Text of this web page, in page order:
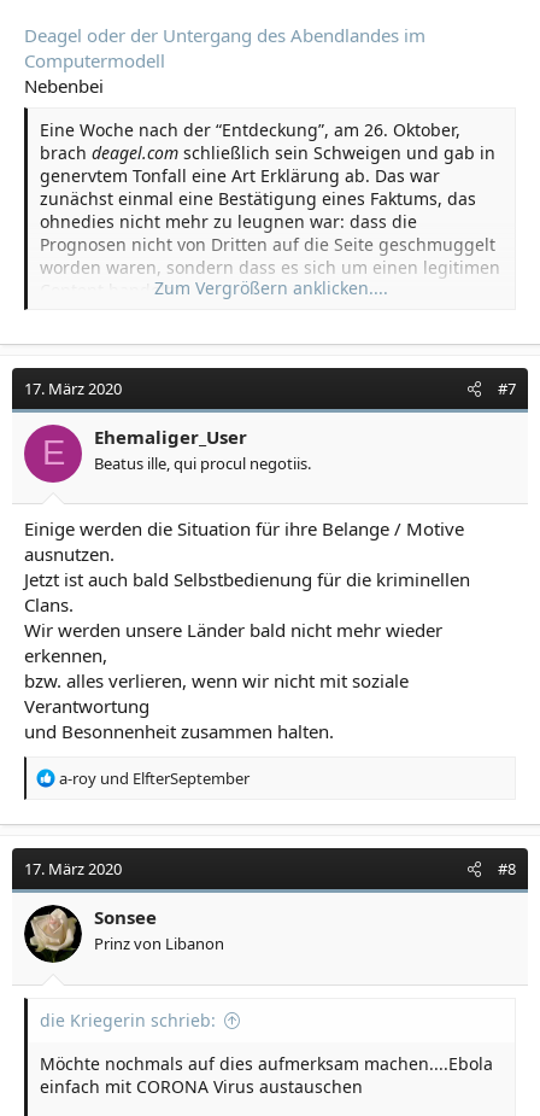
Man kann nun Menschen isolieren, jeden
Zusammenhalt und jede Zusammenkunft verhindern.
Bei Telefonaten ist sofort eine Unterbrechung
wird. Die Absolute Kontrolle findet statt.
Die Todesrate werde zwar sehr hoch sein, aber der
größere Teil der fehlenden 240 Millionen Amerikaner
weil er nach Lateinamerika emigriert sei, wurde
beruhigt. Na dann….
Deagel oder der Untergang des Abendlandes im
Computermodell
Nebenbei
Eine Woche nach der “Entdeckung”, am 26. Oktober,
brach deagel.com schließlich sein Schweigen und gab in
genervtem Tonfall eine Art Erklärung ab. Das war
zunächst einmal eine Bestätigung eines Faktums, das
ohnedies nicht mehr zu leugnen war: dass die
Prognosen nicht von Dritten auf die Seite geschmuggelt
worden waren, sondern dass es sich um einen legitimen
Content handelte.Zum Vergrößern anklicken....
17. März 2020 #7
E Ehemaliger_User
Beatus ille, qui procul negotiis.
Einige werden die Situation für ihre Belange / Motive
ausnutzen.
Jetzt ist auch bald Selbstbedienung für die kriminellen
Clans.
Wir werden unsere Länder bald nicht mehr wieder
erkennen,
bzw. alles verlieren, wenn wir nicht mit soziale
Verantwortung
und Besonnenheit zusammen halten.
R
a
t
i
o
n
e
a-roy und ElfterSeptember
17. März 2020 #8
Sonsee
Prinz von Libanon
die Kriegerin schrieb:
Möchte nochmals auf dies aufmerksam machen....Ebola
einfach mit CORONA Virus austauschen